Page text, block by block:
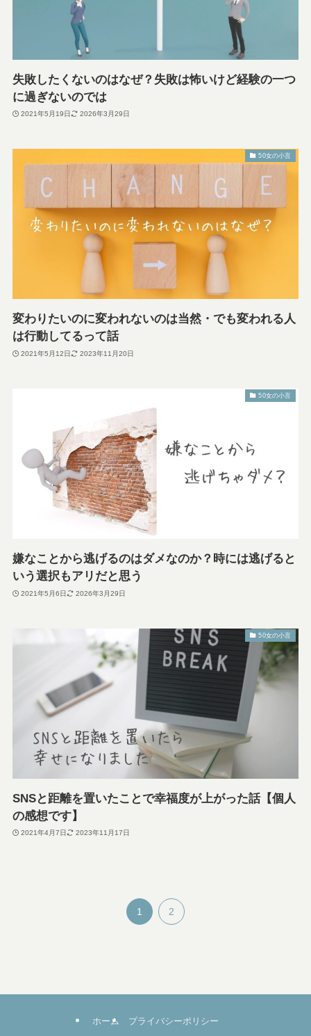
失敗したくないのはなぜ？失敗は怖いけど経験の一つ
に過ぎないのでは
2021年5月19日 2026年3月29日
50女の小言
変わりたいのに変われないのは当然・でも変われる人
は行動してるって話
2021年5月12日 2023年11月20日
50女の小言
嫌なことから逃げるのはダメなのか？時には逃げると
いう選択もアリだと思う
2021年5月6日 2026年3月29日
50女の小言
SNSと距離を置いたことで幸福度が上がった話【個人
の感想です】
2021年4月7日 2023年11月17日
1 2
ホーム プライバシーポリシー